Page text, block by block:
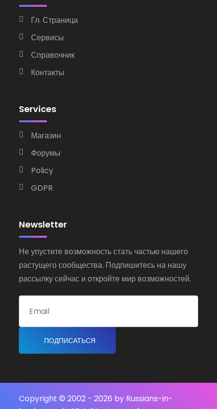
Гл. Страница
Сервисы
Справочник
Контакты
Services
Магазин
Форумы
Policy
GDPR
Newsletter
Не упустите возможность стать частью нашего
растущего сообщества. Подпишитесь на нашу
рассылку сейчас и откройте мир возможностей.
ПОДПИСАТЬСЯ
Copyright © 2002 - 2026 by Russians-in-